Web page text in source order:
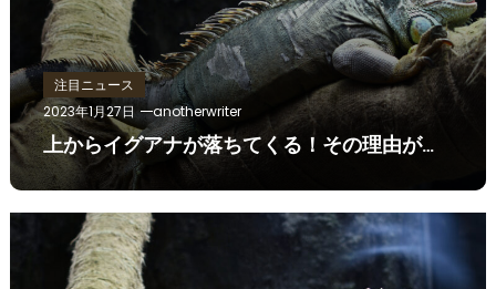
注目ニュース
2023年1月27日
anotherwriter
上からイグアナが落ちてくる！その理由が…